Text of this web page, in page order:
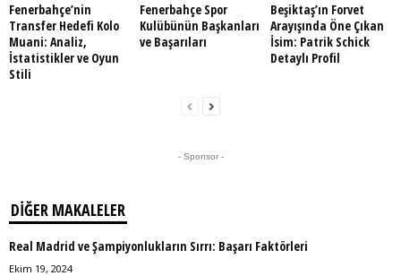
Fenerbahçe’nin
Transfer Hedefi Kolo
Muani: Analiz,
İstatistikler ve Oyun
Stili
Fenerbahçe Spor
Kulübünün Başkanları
ve Başarıları
Beşiktaş’ın Forvet
Arayışında Öne Çıkan
İsim: Patrik Schick
Detaylı Profil
- Sponsor -
DIĞER MAKALELER
Real Madrid ve Şampiyonlukların Sırrı: Başarı Faktörleri
Ekim 19, 2024